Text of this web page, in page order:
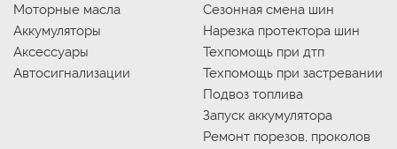
Моторные масла
Аккумуляторы
Аксессуары
Автосигнализации
Сезонная смена шин
Нарезка протектора шин
Техпомощь при дтп
Техпомощь при застревании
Подвоз топлива
Запуск аккумулятора
Ремонт порезов, проколов